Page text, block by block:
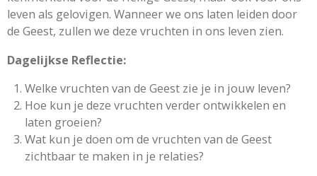
leven als gelovigen. Wanneer we ons laten leiden door
de Geest, zullen we deze vruchten in ons leven zien.
Dagelijkse Reflectie:
Welke vruchten van de Geest zie je in jouw leven?
Hoe kun je deze vruchten verder ontwikkelen en
laten groeien?
Wat kun je doen om de vruchten van de Geest
zichtbaar te maken in je relaties?